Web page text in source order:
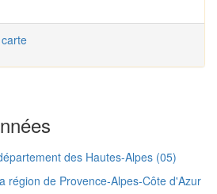
des Hautes-Alpes (05)
région de Provence-Alpes-Côte d'Azur